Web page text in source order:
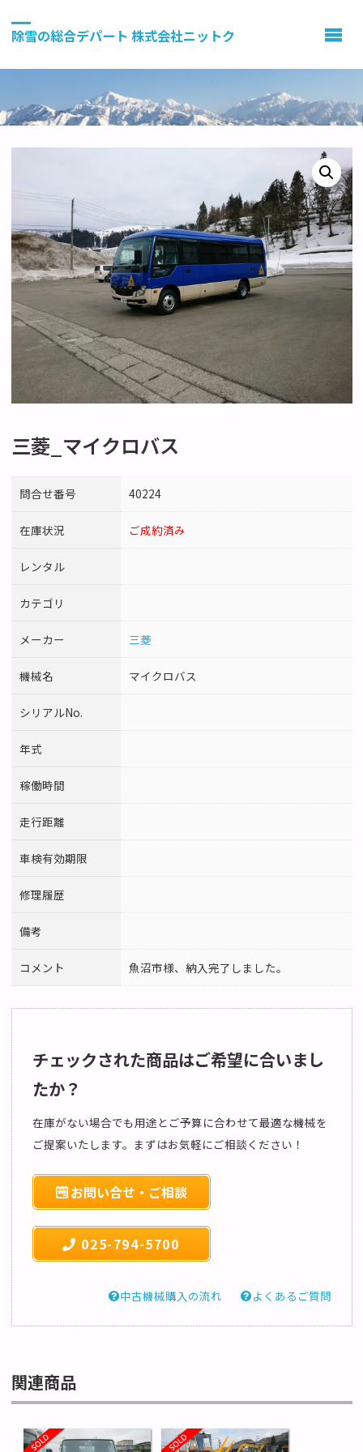
除雪の総合デパート 株式会社ニットク
三菱_マイクロバス
問合せ番号 40224
在庫状況 ご成約済み
レンタル
カテゴリ
メーカー 三菱
機械名 マイクロバス
シリアルNo.
年式
稼働時間
走行距離
車検有効期限
修理履歴
備考
コメント 魚沼市様、納入完了しました。
チェックされた商品はご希望に合いまし
たか？
在庫がない場合でも用途とご予算に合わせて最適な機械を
ご提案いたします。まずはお気軽にご相談ください！
お問い合せ・ご相談
025-794-5700
中古機械購入の流れ よくあるご質問
関連商品